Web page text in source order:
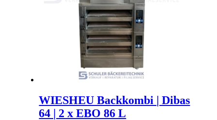
WIESHEU Backkombi | Dibas
64 | 2 x EBO 86 L